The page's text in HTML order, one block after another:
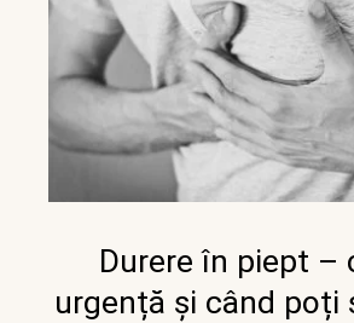
Durere în piept –
urgență și când poți